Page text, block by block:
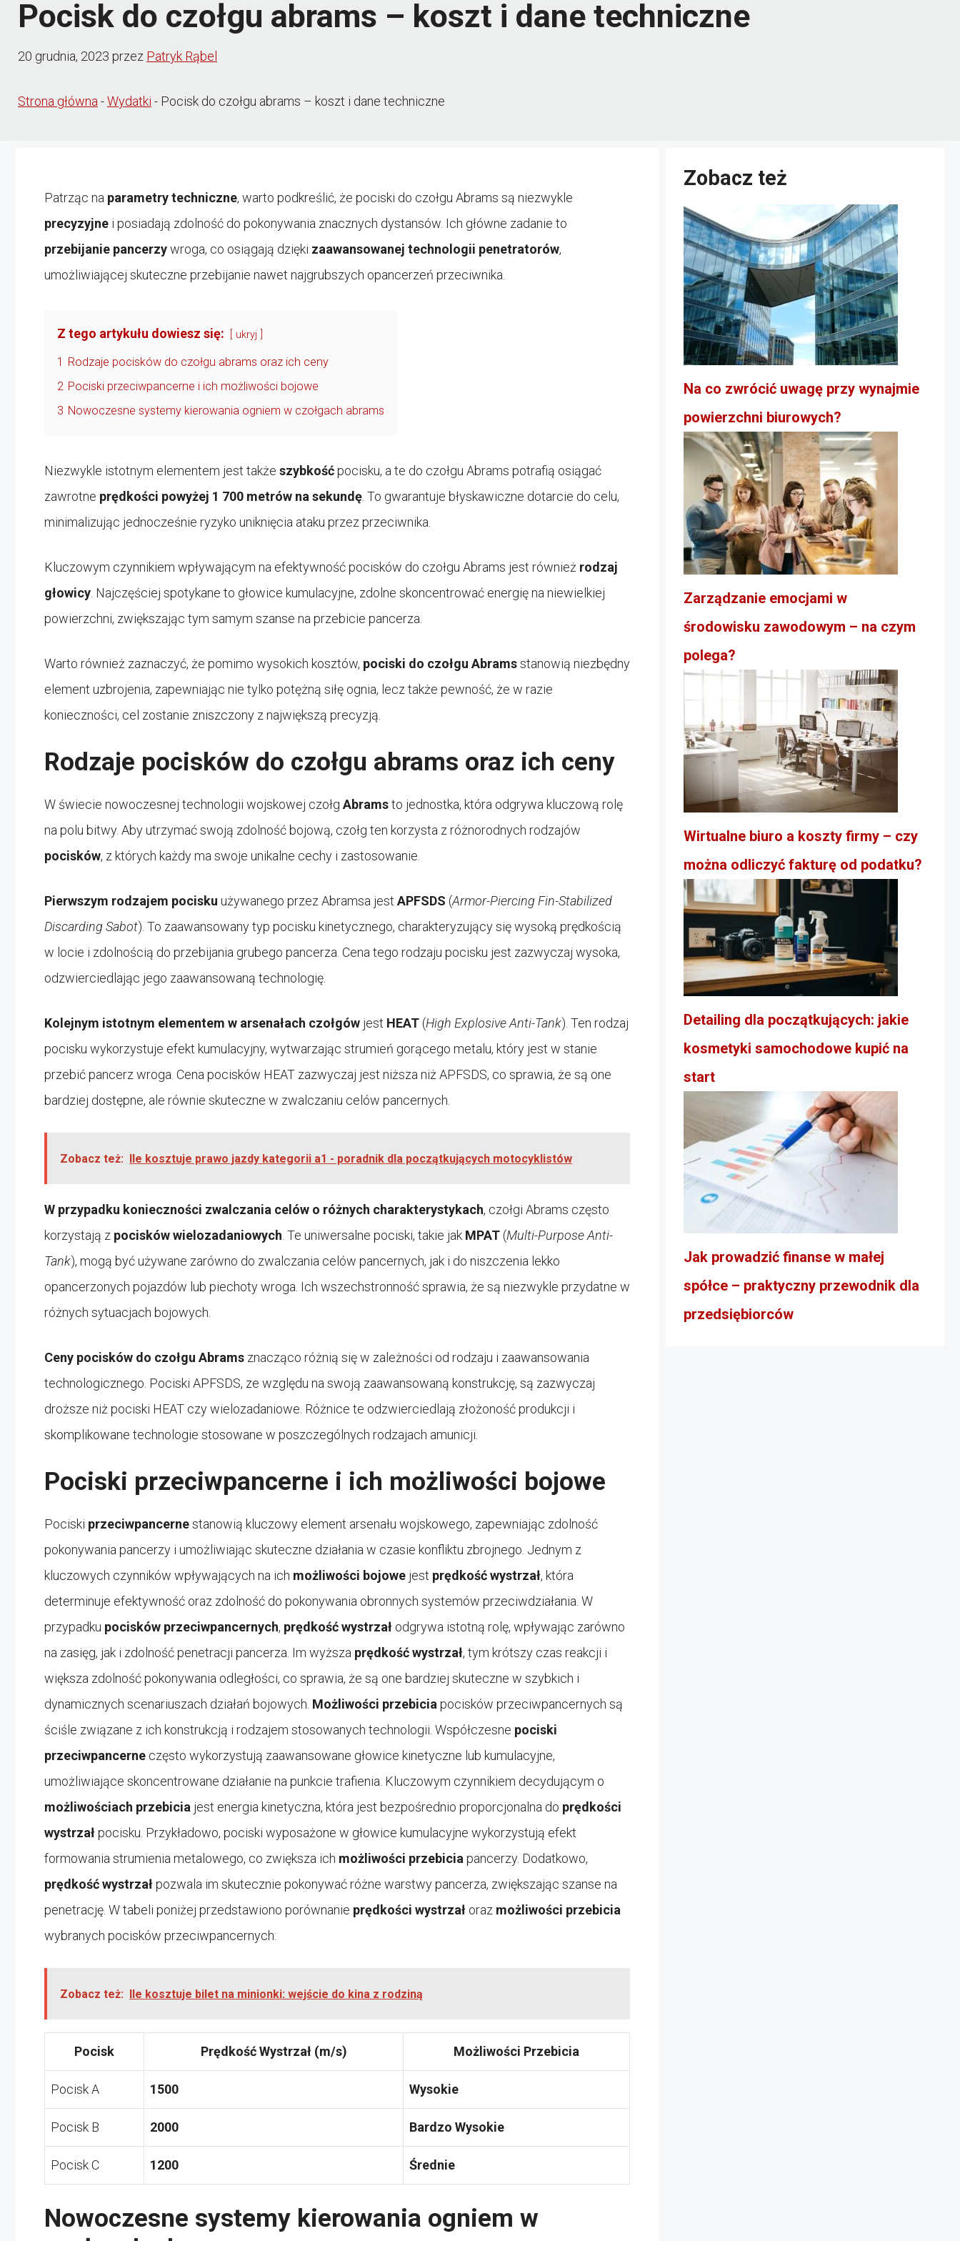
Pocisk do czołgu abrams – koszt i dane techniczne
20 grudnia, 2023 przez Patryk Rąbel
Strona główna-Wydatki - Pocisk do czołgu abrams – koszt i dane techniczne
Patrząc na parametry techniczne, warto podkreślić, że pociski do czołgu Abrams są niezwykle
precyzyjne i posiadają zdolność do pokonywania znacznych dystansów. Ich główne zadanie to
przebijanie pancerzywroga, co osiągają dzięki zaawansowanej technologii penetratorów,
umożliwiającej skuteczne przebijanie nawet najgrubszych opancerzeń przeciwnika.
Z tego artykułu dowiesz się: ukryj
1 Rodzaje pocisków do czołgu abrams oraz ich ceny
2 Pociski przeciwpancerne i ich możliwości bojowe
3 Nowoczesne systemy kierowania ogniem w czołgach abrams
Niezwykle istotnym elementem jest także szybkośćpocisku, a te do czołgu Abrams potrafią osiągać
zawrotne prędkości powyżej 1 700 metrów na sekundę . To gwarantuje błyskawiczne dotarcie do celu,
minimalizując jednocześnie ryzyko uniknięcia ataku przez przeciwnika.
Kluczowym czynnikiem wpływającym na efektywność pocisków do czołgu Abrams jest również rodzaj
głowicy . Najczęściej spotykane to głowice kumulacyjne, zdolne skoncentrować energię na niewielkiej
powierzchni, zwiększając tym samym szanse na przebicie pancerza.
Warto również zaznaczyć, że pomimo wysokich kosztów, pociski do czołgu Abramsstanowią niezbędny
element uzbrojenia, zapewniając nie tylko potężną siłę ognia, lecz także pewność, że w razie
konieczności, cel zostanie zniszczony z największą precyzją.
Rodzaje pocisków do czołgu abrams oraz ich ceny
W świecie nowoczesnej technologii wojskowej czołg Abramsto jednostka, która odgrywa kluczową rolę
na polu bitwy. Aby utrzymać swoją zdolność bojową, czołg ten korzysta z różnorodnych rodzajów
pocisków, z których każdy ma swoje unikalne cechy i zastosowanie.
Pierwszym rodzajem pocisku używanego przez Abramsa jest APFSDS (Armor-Piercing Fin-Stabilized
Discarding Sabot). To zaawansowany typ pocisku kinetycznego, charakteryzujący się wysoką prędkością
w locie i zdolnością do przebijania grubego pancerza. Cena tego rodzaju pocisku jest zazwyczaj wysoka,
odzwierciedlając jego zaawansowaną technologię.
Kolejnym istotnym elementem w arsenałach czołgów jest HEAT (High Explosive Anti-Tank). Ten rodzaj
pocisku wykorzystuje efekt kumulacyjny, wytwarzając strumień gorącego metalu, który jest w stanie
przebić pancerz wroga. Cena pocisków HEAT zazwyczaj jest niższa niż APFSDS, co sprawia, że są one
bardziej dostępne, ale równie skuteczne w zwalczaniu celów pancernych.
Zobacz też: Ile kosztuje prawo jazdy kategorii a1 - poradnik dla początkujących motocyklistów
W przypadku konieczności zwalczania celów o różnych charakterystykach, czołgi Abrams często
korzystają z pocisków wielozadaniowych . Te uniwersalne pociski, takie jak MPAT (Multi-Purpose Anti-
Tank), mogą być używane zarówno do zwalczania celów pancernych, jak i do niszczenia lekko
opancerzonych pojazdów lub piechoty wroga. Ich wszechstronność sprawia, że są niezwykle przydatne w
różnych sytuacjach bojowych.
Ceny pocisków do czołgu Abrams znacząco różnią się w zależności od rodzaju i zaawansowania
technologicznego. Pociski APFSDS, ze względu na swoją zaawansowaną konstrukcję, są zazwyczaj
droższe niż pociski HEAT czy wielozadaniowe. Różnice te odzwierciedlają złożoność produkcji i
skomplikowane technologie stosowane w poszczególnych rodzajach amunicji.
Pociski przeciwpancerne i ich możliwości bojowe
Pociski przeciwpancernestanowią kluczowy element arsenału wojskowego, zapewniając zdolność
pokonywania pancerzy i umożliwiając skuteczne działania w czasie konfliktu zbrojnego. Jednym z
kluczowych czynników wpływających na ich możliwości bojowe jest prędkość wystrzał, która
determinuje efektywność oraz zdolność do pokonywania obronnych systemów przeciwdziałania. W
przypadku pocisków przeciwpancernych, prędkość wystrzał odgrywa istotną rolę, wpływając zarówno
na zasięg, jak i zdolność penetracji pancerza. Im wyższa prędkość wystrzał, tym krótszy czas reakcji i
większa zdolność pokonywania odległości, co sprawia, że są one bardziej skuteczne w szybkich i
dynamicznych scenariuszach działań bojowych. Możliwości przebicia pocisków przeciwpancernych są
ściśle związane z ich konstrukcją i rodzajem stosowanych technologii. Współczesne pociski
przeciwpancerne często wykorzystują zaawansowane głowice kinetyczne lub kumulacyjne,
umożliwiające skoncentrowane działanie na punkcie trafienia. Kluczowym czynnikiem decydującym o
możliwościach przebicia jest energia kinetyczna, która jest bezpośrednio proporcjonalna do prędkości
wystrzałpocisku. Przykładowo, pociski wyposażone w głowice kumulacyjne wykorzystują efekt
formowania strumienia metalowego, co zwiększa ich możliwości przebicia pancerzy. Dodatkowo,
prędkość wystrzałpozwala im skutecznie pokonywać różne warstwy pancerza, zwiększając szanse na
penetrację. W tabeli poniżej przedstawiono porównanie prędkości wystrzał oraz możliwości przebicia
wybranych pocisków przeciwpancernych:
Zobacz też: Ile kosztuje bilet na minionki: wejście do kina z rodziną
Pocisk Prędkość Wystrzał(m/s) Możliwości Przebicia
Pocisk A 1500 Wysokie
Pocisk B 2000 Bardzo Wysokie
Pocisk C 1200 Średnie
Nowoczesne systemy kierowania ogniem w
Zobacz też
Na co zwrócić uwagę przy wynajmie
powierzchni biurowych?
Zarządzanie emocjami w
środowisku zawodowym – na czym
polega?
Wirtualne biuro a koszty firmy – czy
można odliczyć fakturę od podatku?
Detailing dla początkujących: jakie
kosmetyki samochodowe kupić na
start
Jak prowadzić finanse w małej
spółce – praktyczny przewodnik dla
przedsiębiorców